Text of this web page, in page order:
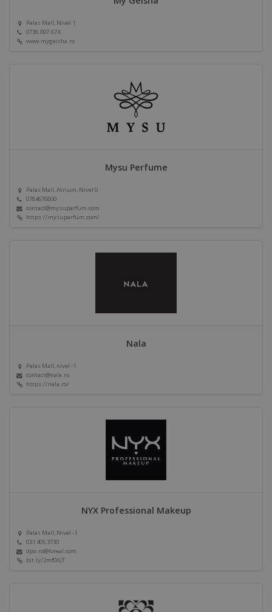
Palas Mall, Nivel 1
0736.007.674
www.mygeisha.ro
Mysu Perfume
Palas Mall, Atrium, Nivel 0
0784676800
contact@mysuparfum.com
https://mysuparfum.com/
Nala
Palas Mall, nivel -1
contact@nala.ro
https://nala.ro/
NYX Professional Makeup
Palas Mall, Nivel -1
031 405 3730
dpo.ro@loreal.com
bit.ly/2mf0XJT